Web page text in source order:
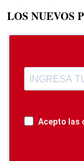
LOS NUEVOS
Acepto las